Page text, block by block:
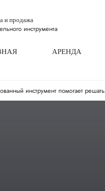
и продажа
инструмента
АРЕНДА
инструмент помогает